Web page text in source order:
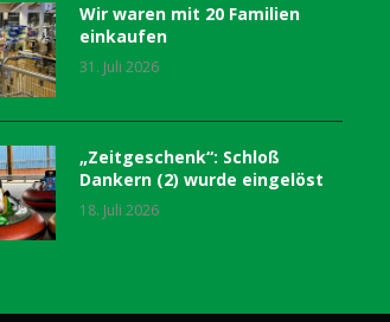
Wir waren mit 20 Familien
einkaufen
31. Juli 2026
„Zeitgeschenk“: Schloß
Dankern (2) wurde eingelöst
18. Juli 2026